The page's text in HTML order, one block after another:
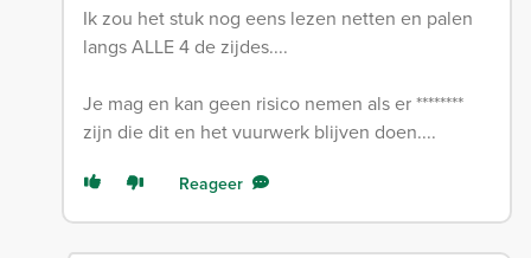
Ik zou het stuk nog eens lezen netten en palen
langs ALLE 4 de zijdes....
Je mag en kan geen risico nemen als er ********
zijn die dit en het vuurwerk blijven doen....
Reageer